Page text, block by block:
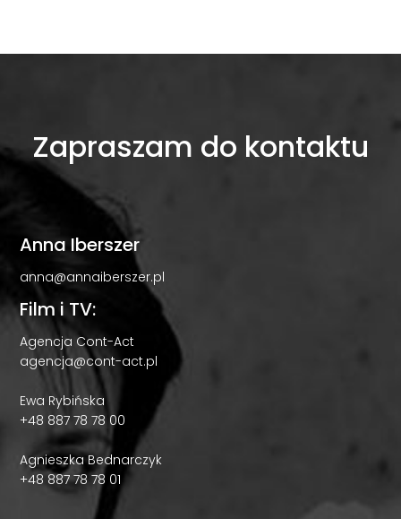
Zapraszam do kontaktu
Anna Iberszer
anna@annaiberszer.pl
Film i TV:
Agencja Cont-Act
agencja@cont-act.pl
Ewa Rybińska
+48 887 78 78 00
Agnieszka Bednarczyk
+48 887 78 78 01